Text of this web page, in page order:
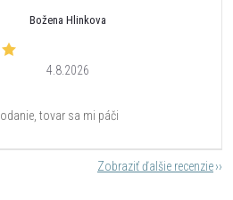
Božena Hlinkova
4.8.2026
tovar sa mi páči
Zobraziť ďalšie recenzie